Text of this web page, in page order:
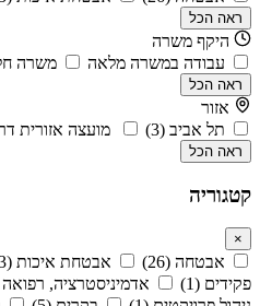
ראה הכל
היקף משרה
עבודה במשרה מלאה
משרה
ראה הכל
אזור
תל אביב (3)
מועצה אזורית
ראה הכל
קטגוריה
×
אבטחה (26) אבטחת איכות (3)
פקידים (1)
אדמיניסטרציה, רפואה